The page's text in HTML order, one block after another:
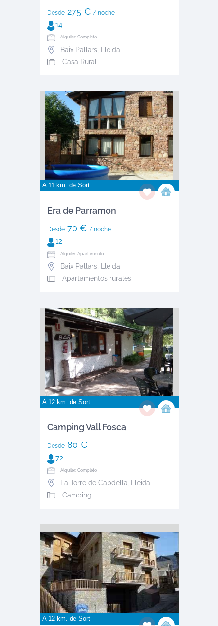
Desde275 € / noche
14
Alquiler: Completo
Baix Pallars, Lleida
Casa Rural
A 11 km. de Sort
Era de Parramon
Desde70 € / noche
12
Alquiler: Apartamento
Baix Pallars,
Lleida
Apartamentos rurales
A 12 km. de Sort
Camping Vall Fosca
Desde80 €
72
Alquiler: Completo
La Torre de Capdella
Lleida
Camping
A 12 km. de Sort